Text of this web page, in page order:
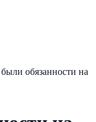
обязанности на